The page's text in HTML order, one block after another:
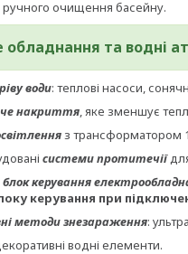
очищення басейну.
та водні
води: теплові насоси,
накриття, яке зменшує
з трансформатором
системи протитечії
блок керування
керування при
методи знезараження:
водні елементи.